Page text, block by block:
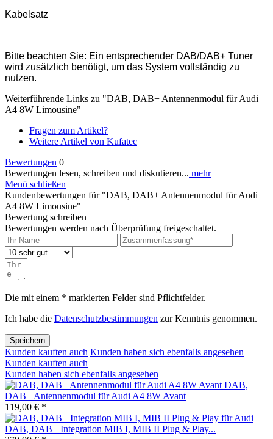
Kabelsatz
Bitte beachten Sie: Ein entsprechender DAB/DAB+ Tuner
wird zusätzlich benötigt, um das System vollständig zu
nutzen.
Weiterführende Links zu "DAB, DAB+ Antennenmodul für Audi
A4 8W Limousine"
Fragen zum Artikel?
Weitere Artikel von Kufatec
Bewertungen 0
Bewertungen lesen, schreiben und diskutieren... mehr
Menü schließen
Kundenbewertungen für "DAB, DAB+ Antennenmodul für Audi
A4 8W Limousine"
Bewertung schreiben
Bewertungen werden nach Überprüfung freigeschaltet.
Die mit einem * markierten Felder sind Pflichtfelder.
Ich habe die Datenschutzbestimmungen zur Kenntnis genommen.
Speichern
Kunden kauften auch Kunden haben sich ebenfalls angesehen
Kunden kauften auch
Kunden haben sich ebenfalls angesehen
DAB,
DAB+ Antennenmodul für Audi A4 8W Avant
119,00 € *
DAB, DAB+ Integration MIB I, MIB II Plug & Play...